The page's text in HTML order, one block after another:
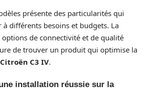
présente des particularités qui
à différents besoins et budgets. La
de connectivité et de qualité
de trouver un produit qui optimise la
Citroën C3 IV.
installation réussie sur la